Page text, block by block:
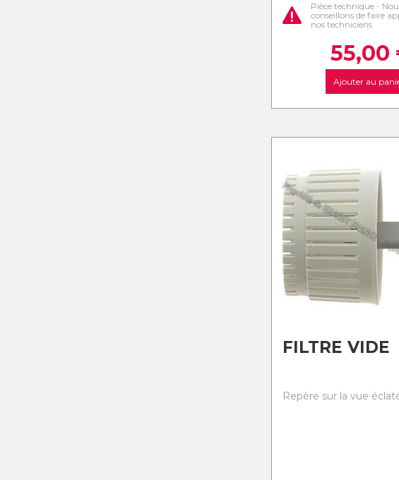
Pièce technique -
conseillons de faire
nos techniciens
55,00
Ajouter au
FILTRE VIDE
Repère sur la vue